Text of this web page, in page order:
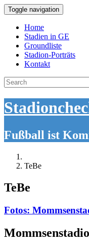
Toggle navigation
Home
Stadien in GE
Groundliste
Stadion-Porträts
Kontakt
Search
for:
Fußball ist
TeBe
TeBe
Fotos: